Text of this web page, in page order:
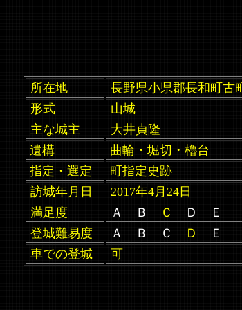
所在地
長野県小県郡長和町古町
形式
山城
主な城主
大井貞隆
遺構
曲輪・堀切・櫓台
指定・選定
町指定史跡
訪城年月日
2017年4月24日
満足度
Ａ Ｂ Ｃ
Ｄ Ｅ
登城難易度
Ａ Ｂ Ｃ Ｄ
Ｅ
車での登城
可